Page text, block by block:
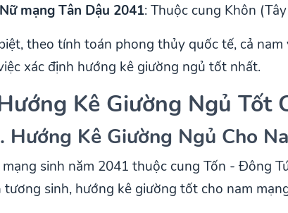
Nữ mạng Tân Dậu 2041: Thuộc cung Khôn
theo tính toán phong thủy quốc tế, cả
xác định hướng kê giường ngủ tốt nhất.
Kê Giường Ngủ Tốt
Hướng Kê Giường Ngủ Cho
mạng sinh năm 2041 thuộc cung Tốn - Đông
tương sinh, hướng kê giường tốt cho nam